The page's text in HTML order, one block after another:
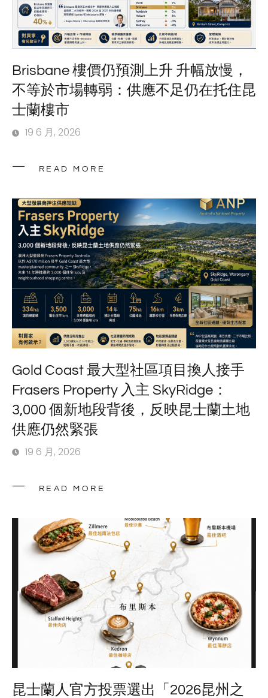
Brisbane 樓價仍預測上升 升幅放慢，
不等於市場轉弱：供應不足仍在托住昆
士蘭樓市
19 6 月, 2026
READ MORE
Gold Coast 最大型社區項目換人接手
Frasers Property 入主 SkyRidge：
3,000 個新地段背後，反映昆士蘭土地
供應仍然緊張
19 6 月, 2026
READ MORE
昆士蘭人官方投票選出「2026昆州之